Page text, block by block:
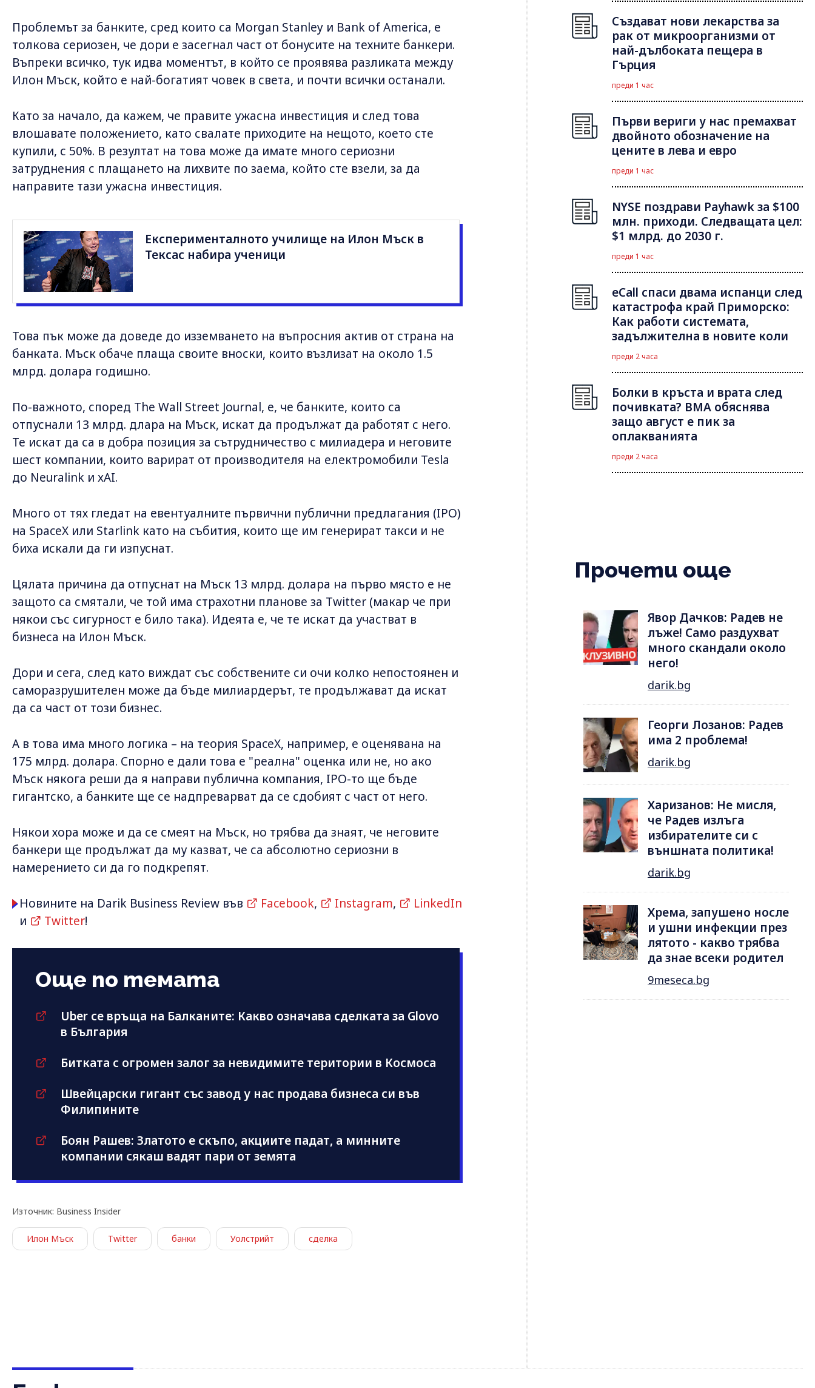
Проблемът за банките, сред които са Morgan Stanley и Bank of America, е
толкова сериозен, че дори е засегнал част от бонусите на техните банкери.
Въпреки всичко, тук идва моментът, в който се проявява разликата между
Илон Мъск, който е най-богатият човек в света, и почти всички останали.
Като за начало, да кажем, че правите ужасна инвестиция и след това
влошавате положението, като свалате приходите на нещото, което сте
купили, с 50%. В резултат на това може да имате много сериозни
затруднения с плащането на лихвите по заема, който сте взели, за да
направите тази ужасна инвестиция.
Експерименталното училище на Илон Мъск в
Тексас набира ученици
Това пък може да доведе до изземването на въпросния актив от страна на
банката. Мъск обаче плаща своите вноски, които възлизат на около 1.5
млрд. долара годишно.
По-важното, според The Wall Street Journal, е, че банките, които са
отпуснали 13 млрд. длара на Мъск, искат да продължат да работят с него.
Те искат да са в добра позиция за сътрудничество с милиадера и неговите
шест компании, които варират от производителя на електромобили Tesla
до Neuralink и xAI.
Много от тях гледат на евентуалните първични публични предлагания (IPO)
на SpaceX или Starlink като на събития, които ще им генерират такси и не
биха искали да ги изпуснат.
Цялата причина да отпуснат на Мъск 13 млрд. долара на първо място е не
защото са смятали, че той има страхотни планове за Twitter (макар че при
някои със сигурност е било така). Идеята е, че те искат да участват в
бизнеса на Илон Мъск.
Дори и сега, след като виждат със собствените си очи колко непостоянен и
саморазрушителен може да бъде милиардерът, те продължават да искат
да са част от този бизнес.
А в това има много логика – на теория SpaceX, например, е оценявана на
175 млрд. долара. Спорно е дали това е "реална" оценка или не, но ако
Мъск някога реши да я направи публична компания, IPO-то ще бъде
гигантско, а банките ще се надпреварват да се сдобият с част от него.
Някои хора може и да се смеят на Мъск, но трябва да знаят, че неговите
банкери ще продължат да му казват, че са абсолютно сериозни в
намерението си да го подкрепят.
Новините на Darik Business Review във Facebook, Instagram,
LinkedIn
и
Twitter!
Още по темата
Uber се връща на Балканите: Какво означава сделката за Glovo
в България
Битката с огромен залог за невидимите територии в Космоса
Швейцарски гигант със завод у нас продава бизнеса си във
Филипините
Боян Рашев: Златото е скъпо, акциите падат, а минните
компании сякаш вадят пари от земята
Източник: Business Insider
Илон Мъск Twitter банки Уолстрийт сделка
Създават нови лекарства за
рак от микроорганизми от
най-дълбоката пещера в
Гърция
преди 1 час
Първи вериги у нас премахват
двойното обозначение на
цените в лева и евро
преди 1 час
NYSE поздрави Payhawk за $100
млн. приходи. Следващата цел:
$1 млрд. до 2030 г.
преди 1 час
eCall спаси двама испанци след
катастрофа край Приморско:
Как работи системата,
задължителна в новите коли
преди 2 часа
Болки в кръста и врата след
почивката? ВМА обяснява
защо август е пик за
оплакванията
преди 2 часа
Прочети още
Явор Дачков: Радев не
лъже! Само раздухват
много скандали около
него!
darik.bg
Георги Лозанов: Радев
има 2 проблема!
darik.bg
Харизанов: Не мисля,
че Радев излъга
избирателите си с
външната политика!
darik.bg
Хрема, запушено носле
и ушни инфекции през
лятотo - какво трябва
да знае всеки родител
9meseca.bg